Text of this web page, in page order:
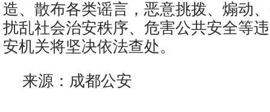
造、散布各类谣言，恶意挑拨、煽动
扰乱社会治安秩序、危害公共安全等
安机关将坚决依法查处。
来源：成都公安